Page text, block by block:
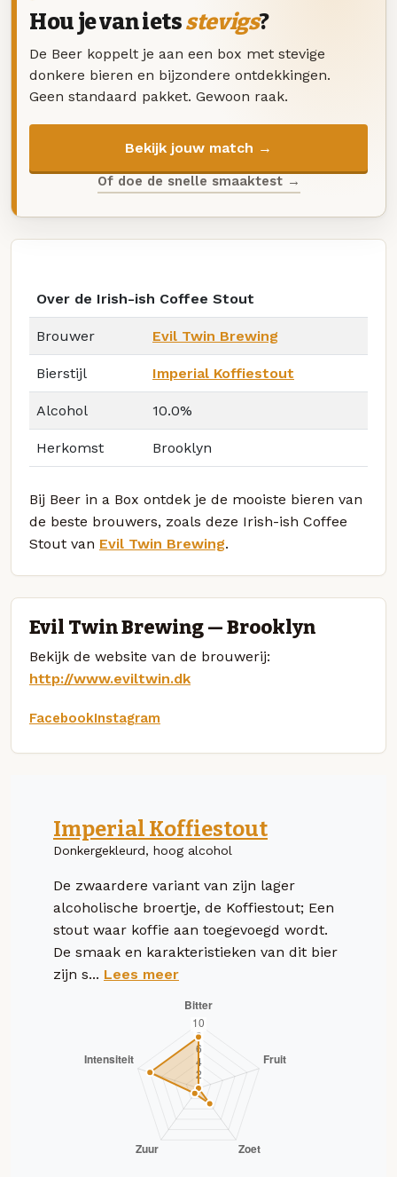
Hou je van ietsstevigs?
De Beer koppelt je aan een box met stevige
donkere bieren en bijzondere ontdekkingen.
Geen standaard pakket. Gewoon raak.
Bekijk jouw match →
Of doe de snelle smaaktest →
Over de Irish-ish Coffee Stout
Brouwer Evil Twin Brewing
Bierstijl Imperial Koffiestout
Alcohol 10.0%
Herkomst Brooklyn
Bij Beer in a Box ontdek je de mooiste bieren van
de beste brouwers, zoals deze Irish-ish Coffee
Stout van Evil Twin Brewing.
Evil Twin Brewing — Brooklyn
Bekijk de website van de brouwerij:
http://www.eviltwin.dk
FacebookInstagram
Imperial Koffiestout
Donkergekleurd, hoog alcohol
De zwaardere variant van zijn lager
alcoholische broertje, de Koffiestout; Een
stout waar koffie aan toegevoegd wordt.
De smaak en karakteristieken van dit bier
zijn s... Lees meer